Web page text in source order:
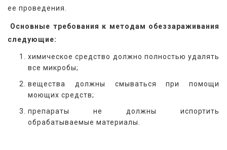
ее проведения.
следующие:
химическое средство должно полностью удалять
все микробы;
вещества должны смываться при помощи
моющих средств;
препараты не должны испортить
обрабатываемые материалы.